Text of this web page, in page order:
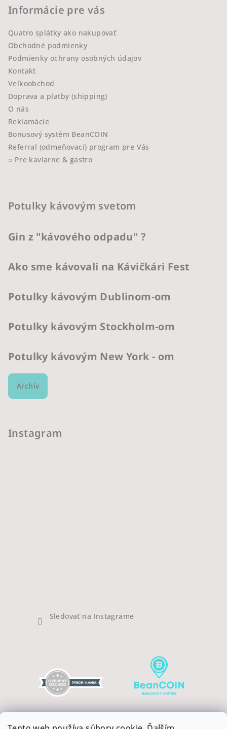
Informácie pre vás
Quatro splátky ako nakupovať
Obchodné podmienky
Podmienky ochrany osobných údajov
Kontakt
Veľkoobchod
Doprava a platby (shipping)
O nás
Reklamácie
Bonusový systém BeanCOIN
Referral (odmeňovací) program pre Vás
○ Pre kaviarne & gastro
Potulky kávovým svetom
Gin z "kávového odpadu" ?
Ako sme kávovali na Kávičkári Fest
Potulky kávovým Dublinom-om
Potulky kávovým Stockholm-om
Potulky kávovým New York - om
Archív
Instagram
Sledovať na Instagrame